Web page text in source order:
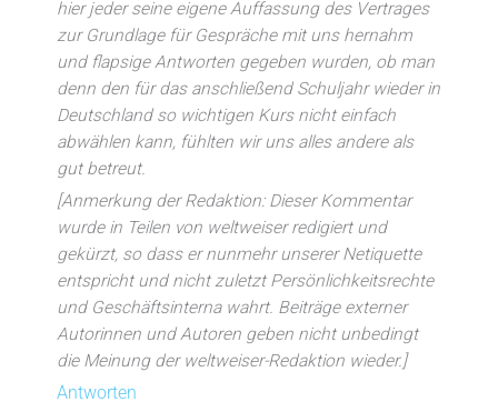
hier jeder seine eigene Auffassung des Vertrages
zur Grundlage für Gespräche mit uns hernahm
und flapsige Antworten gegeben wurden, ob man
denn den für das anschließend Schuljahr wieder in
Deutschland so wichtigen Kurs nicht einfach
abwählen kann, fühlten wir uns alles andere als
gut betreut.
[Anmerkung der Redaktion: Dieser Kommentar
wurde in Teilen von weltweiser redigiert und
gekürzt, so dass er nunmehr unserer Netiquette
entspricht und nicht zuletzt Persönlichkeitsrechte
und Geschäftsinterna wahrt. Beiträge externer
Autorinnen und Autoren geben nicht unbedingt
die Meinung der weltweiser-Redaktion wieder.]
Antworten